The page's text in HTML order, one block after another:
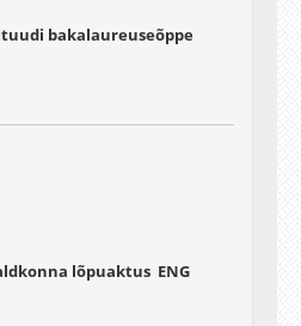
bakalaureuseõppe
lõpuaktus ENG